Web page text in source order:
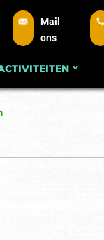
Mail
ons